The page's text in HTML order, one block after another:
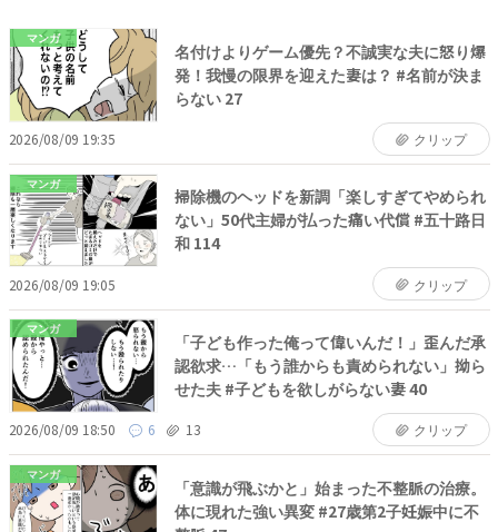
マンガ
名付けよりゲーム優先？不誠実な夫に怒り爆
発！我慢の限界を迎えた妻は？ #名前が決ま
らない 27
2026/08/09 19:35 クリップ
マンガ
掃除機のヘッドを新調「楽しすぎてやめられ
ない」50代主婦が払った痛い代償 #五十路日
和 114
2026/08/09 19:05 クリップ
マンガ
「子ども作った俺って偉いんだ！」歪んだ承
認欲求…「もう誰からも責められない」拗ら
せた夫 #子どもを欲しがらない妻 40
2026/08/09 18:50 6 13 クリップ
マンガ
「意識が飛ぶかと」始まった不整脈の治療。
体に現れた強い異変 #27歳第2子妊娠中に不